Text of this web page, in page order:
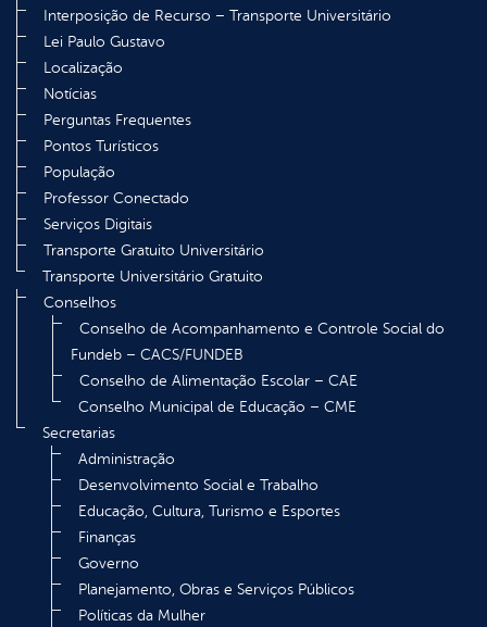
Interposição de Recurso – Transporte Universitário
Lei Paulo Gustavo
Localização
Notícias
Perguntas Frequentes
Pontos Turísticos
População
Professor Conectado
Serviços Digitais
Transporte Gratuito Universitário
Transporte Universitário Gratuito
Conselhos
Conselho de Acompanhamento e Controle Social do
Fundeb – CACS/FUNDEB
Conselho de Alimentação Escolar – CAE
Conselho Municipal de Educação – CME
Secretarias
Administração
Desenvolvimento Social e Trabalho
Educação, Cultura, Turismo e Esportes
Finanças
Governo
Planejamento, Obras e Serviços Públicos
Políticas da Mulher